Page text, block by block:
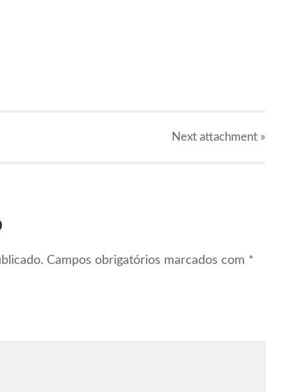
Next attachment »
Campos obrigatórios marcados com *